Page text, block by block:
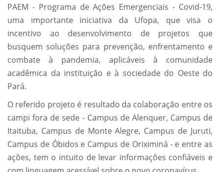
PAEM - Programa de Ações Emergenciais - Covid-19,
uma importante iniciativa da Ufopa, que visa o
incentivo ao desenvolvimento de projetos que
busquem soluções para prevenção, enfrentamento e
combate à pandemia, aplicáveis à comunidade
acadêmica da instituição e à sociedade do Oeste do
Pará.
O referido projeto é resultado da colaboração entre os
campi fora de sede - Campus de Alenquer, Campus de
Itaituba, Campus de Monte Alegre, Campus de Juruti,
Campus de Óbidos e Campus de Oriximiná - e entre as
ações, tem o intuito de levar informações confiáveis e